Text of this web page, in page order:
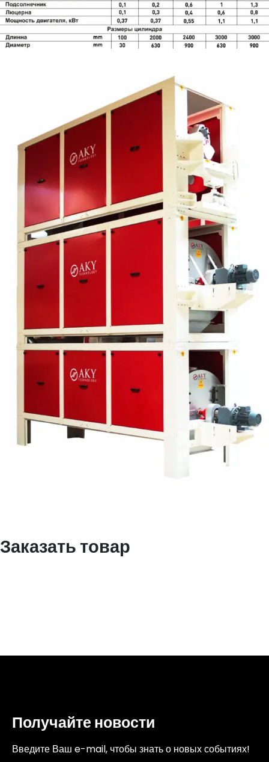
Заказать товар
Получайте новости
Введите Ваш e-mail, чтобы знать о новых событиях!